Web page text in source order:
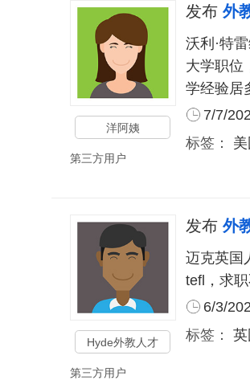
洋阿姨
第三方用户
发布 外
沃利·特
大学职位
学经验居
7/7/
标签：
Hyde外教人才
第三方用户
发布 外
迈克英国
tefl，求
6/3/
标签：